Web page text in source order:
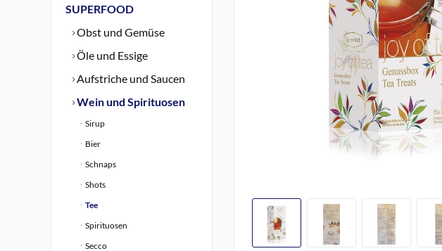
SUPERFOOD
Obst und Gemüse
Öle und Essige
Aufstriche und Saucen
Wein und Spirituosen
Sirup
Bier
Schnaps
Shots
Tee
Spirituosen
Secco